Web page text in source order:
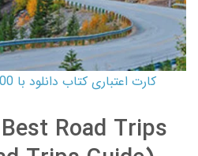
Road Trips